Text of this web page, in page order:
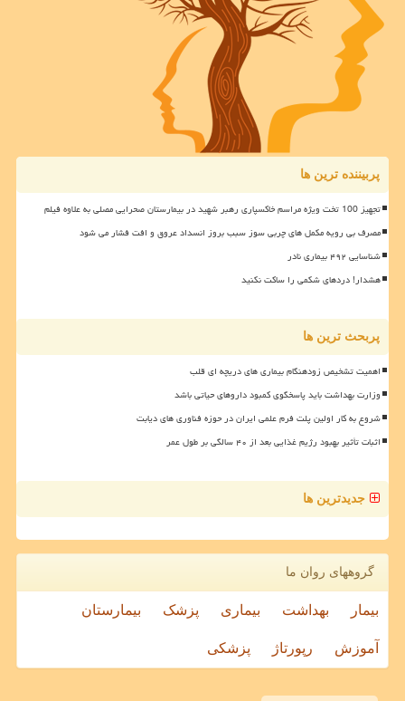
پربیننده ترین ها
تجهیز 100 تخت ویژه مراسم خاکسپاری رهبر شهید در بیمارستان صحرایی مصلی به علاوه فیلم
مصرف بی رویه مکمل های چربی سوز سبب بروز انسداد عروق و افت فشار می شود
شناسایی ۴۹۲ بیماری نادر
هشدار! دردهای شکمی را ساکت نکنید
پربحث ترین ها
اهمیت تشخیص زودهنگام بیماری های دریچه ای قلب
وزارت بهداشت باید پاسخگوی کمبود داروهای حیاتی باشد
شروع به کار اولین پلت فرم علمی ایران در حوزه فناوری های دیابت
اثبات تأثیر بهبود رژیم غذایی بعد از ۴۰ سالگی بر طول عمر
جدیدترین ها
گروههای روان ما
بیمار بهداشت بیماری پزشک بیمارستان
آموزش رپورتاژ پزشکی